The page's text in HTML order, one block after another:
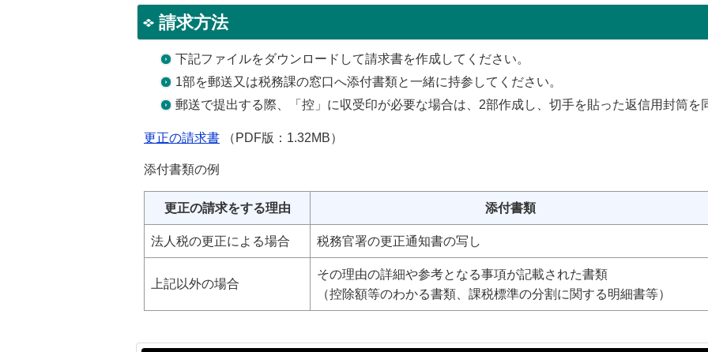
請求方法
下記ファイルをダウンロードして請求書を作成してください。
1部を郵送又は税務課の窓口へ添付書類と一緒に持参してください。
郵送で提出する際、「控」に収受印が必要な場合は、2部作成し、切手を貼った返信用封筒を
更正の請求書 （PDF版：1.32MB）
添付書類の例
更正の請求をする理由 添付書類
法人税の更正による場合 税務官署の更正通知書の写し
上記以外の場合
その理由の詳細や参考となる事項が記載された書類
（控除額等のわかる書類、課税標準の分割に関する明細書等）